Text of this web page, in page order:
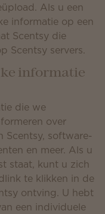
Als u een
informatie op een
Scentsy die
Scentsy servers.
informatie
die we
over
software-
en meer. Als u
staat, kunt u zich
te klikken in de
ontving. U hebt
een individuele